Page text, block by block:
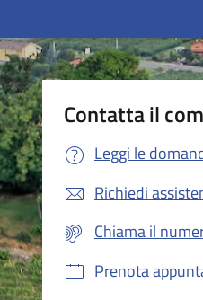
Contatta il
Leggi le
Richiedi
Chiama il
Prenota